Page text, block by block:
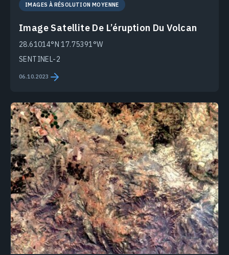
IMAGES À RÉSOLUTION MOYENNE
Image Satellite De L’éruption Du Volcan
28.61014°N 17.75391°W
SENTINEL-2
06.10.2023